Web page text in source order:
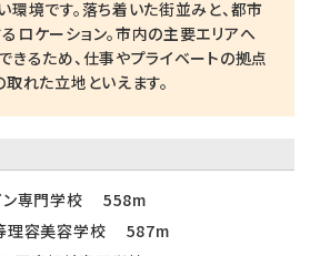
環境です。落ち着いた街並みと、都市
ロケーション。市内の主要エリアへ
きるため、仕事やプライベートの拠点
取れた立地といえます。
ン専門学校 558m
理容美容学校 587m